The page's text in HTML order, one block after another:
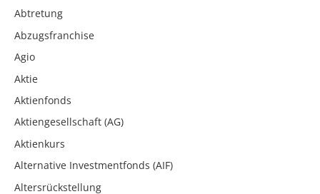
Abtretung
Abzugsfranchise
Agio
Aktie
Aktienfonds
Aktiengesellschaft (AG)
Aktienkurs
Alternative Investmentfonds (AIF)
Altersrückstellung